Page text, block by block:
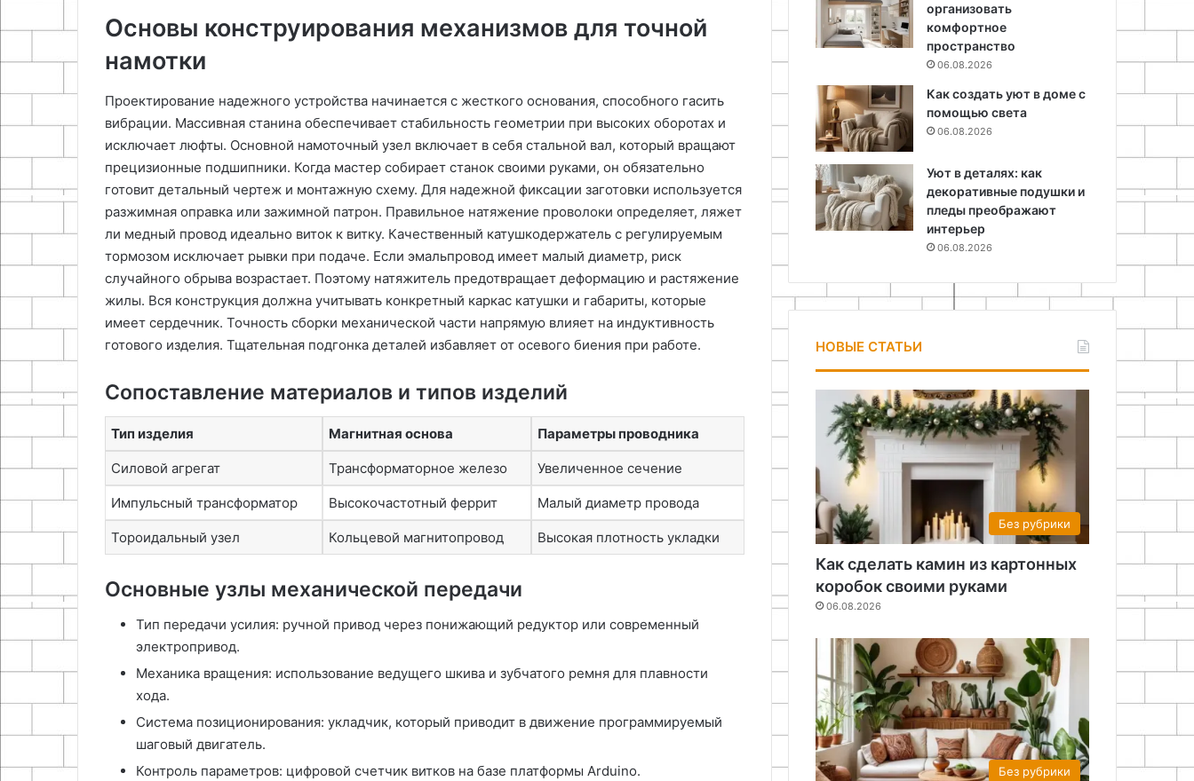
Основы конструирования механизмов для точной
намотки
Проектирование надежного устройства начинается с жесткого основания, способного гасить
вибрации. Массивная станина обеспечивает стабильность геометрии при высоких оборотах и
исключает люфты. Основной намоточный узел включает в себя стальной вал, который вращают
прецизионные подшипники. Когда мастер собирает станок своими руками, он обязательно
готовит детальный чертеж и монтажную схему. Для надежной фиксации заготовки используется
разжимная оправка или зажимной патрон. Правильное натяжение проволоки определяет, ляжет
ли медный провод идеально виток к витку. Качественный катушкодержатель с регулируемым
тормозом исключает рывки при подаче. Если эмальпровод имеет малый диаметр, риск
случайного обрыва возрастает. Поэтому натяжитель предотвращает деформацию и растяжение
жилы. Вся конструкция должна учитывать конкретный каркас катушки и габариты, которые
имеет сердечник. Точность сборки механической части напрямую влияет на индуктивность
готового изделия. Тщательная подгонка деталей избавляет от осевого биения при работе.
Сопоставление материалов и типов изделий
Тип изделия Магнитная основа Параметры проводника
Силовой агрегат Трансформаторное железо Увеличенное сечение
Импульсный трансформатор Высокочастотный феррит Малый диаметр провода
Тороидальный узел Кольцевой магнитопровод Высокая плотность укладки
Основные узлы механической передачи
Тип передачи усилия: ручной привод через понижающий редуктор или современный
электропривод.
Механика вращения: использование ведущего шкива и зубчатого ремня для плавности
хода.
Система позиционирования: укладчик, который приводит в движение программируемый
шаговый двигатель.
Контроль параметров: цифровой счетчик витков на базе платформы Arduino.
организовать
комфортное
пространство
06.08.2026
Как создать уют в доме с
помощью света
06.08.2026
Уют в деталях: как
декоративные подушки и
пледы преображают
интерьер
06.08.2026
НОВЫЕ СТАТЬИ
Без рубрики
Как сделать камин из картонных
коробок своими руками
06.08.2026
Без рубрики